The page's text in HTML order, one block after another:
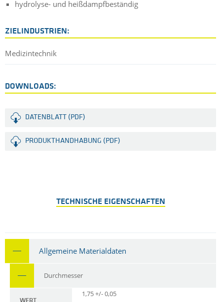
hydrolyse- und heißdampfbeständig
ZIELINDUSTRIEN:
Medizintechnik
DOWNLOADS:
DATENBLATT (PDF)
PRODUKTHANDHABUNG (PDF)
TECHNISCHE EIGENSCHAFTEN
Allgemeine Materialdaten
Durchmesser
WERT
1,75 +/- 0,05